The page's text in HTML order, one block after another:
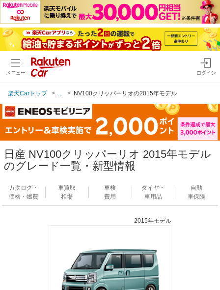
メニュー ログイン
楽天Carトップ NV100クリッパーリオの2015年モデル
日産 NV100クリッパーリオ 2015年モデル
のグレード一覧・新型情報
カタログ・
価格・燃費
車買取
相場
車検
費用
タイヤ・
車用品
自動
車保険
2015年モデル